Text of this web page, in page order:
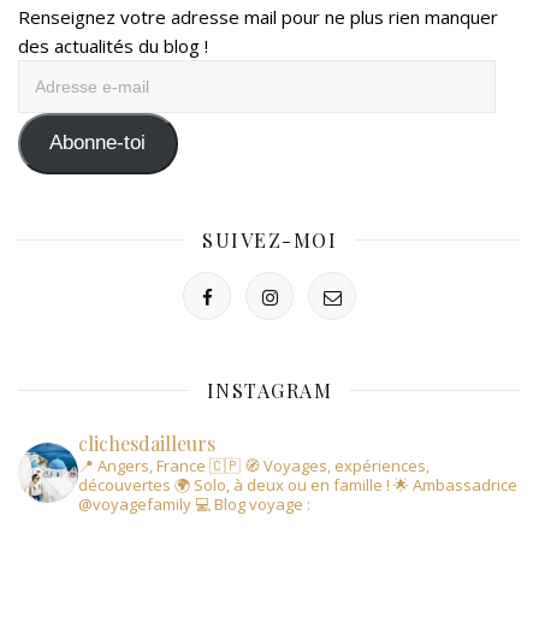
Renseignez votre adresse mail pour ne plus rien manquer
des actualités du blog !
mail Abonne-toi
SUIVEZ-MOI
INSTAGRAM
clichesdailleurs
📍 Angers, France 🇨🇵 🧭 Voyages, expériences,
découvertes 🌍 Solo, à deux ou en famille ! 🌟 Ambassadrice
@voyagefamily 💻 Blog voyage :